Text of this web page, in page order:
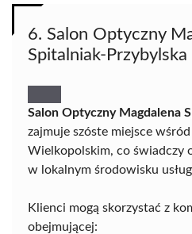
6. Salon Optyczny
Spitalniak-Przybylska
Salon Optyczny Magdalena
zajmuje szóste miejsce
Wielkopolskim, co świadczy
w lokalnym środowisku
Klienci mogą skorzystać z
obejmującej: